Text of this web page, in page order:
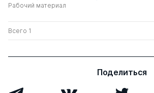
Рабочий материал
Всего 1
Поделиться